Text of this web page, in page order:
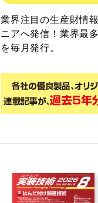
業界注目の生産財情
ニアへ発信！業界最
を毎月発行。